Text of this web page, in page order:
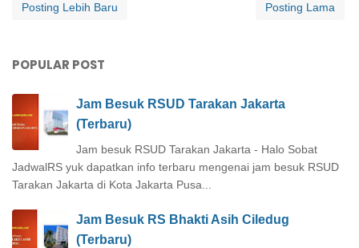
Posting Lebih Baru Posting Lama
POPULAR POST
Jam Besuk RSUD Tarakan Jakarta
(Terbaru)
Jam besuk RSUD Tarakan Jakarta - Halo Sobat
JadwalRS yuk dapatkan info terbaru mengenai jam besuk RSUD
Tarakan Jakarta di Kota Jakarta Pusa...
Jam Besuk RS Bhakti Asih Ciledug
(Terbaru)